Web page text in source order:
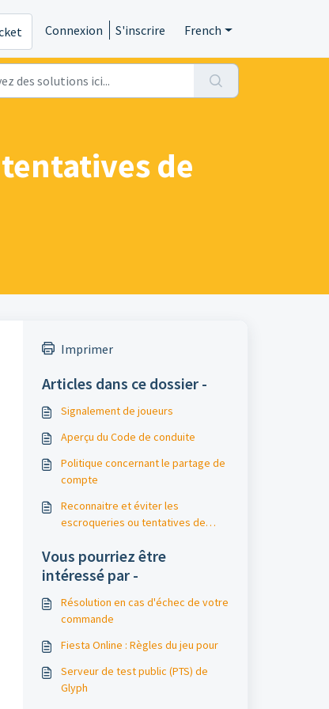
Connexion S'inscrire French
de
Imprimer
Articles dans ce dossier -
Signalement de joueurs
Aperçu du Code de conduite
Politique concernant le partage de
compte
Reconnaitre et éviter les
escroqueries ou tentatives de
Vous pourriez être
intéressé par -
Résolution en cas d'échec de votre
commande
Fiesta Online : Règles du jeu pour
Serveur de test public (PTS) de
Glyph